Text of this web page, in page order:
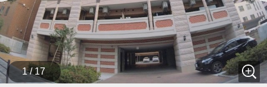
1 / 17